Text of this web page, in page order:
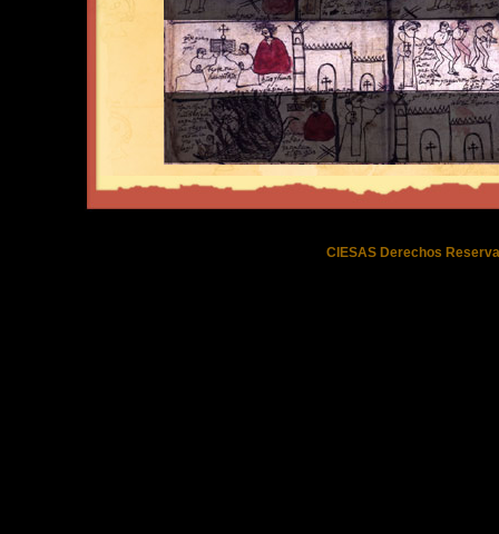
CIESAS Derechos